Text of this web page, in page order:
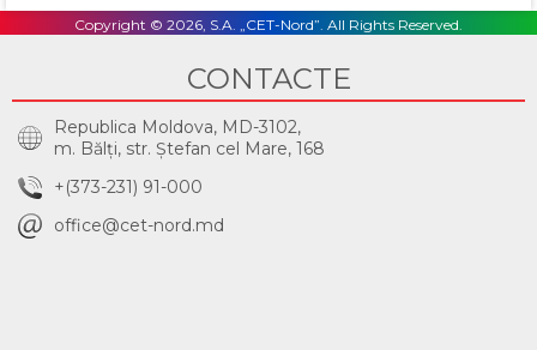
Copyright © 2026, S.A. „CET-Nord”. All Rights Reserved.
CONTACTE
Republica Moldova, MD-3102,
m. Bălţi, str. Ştefan cel Mare, 168
+(373-231) 91-000
office@cet-nord.md